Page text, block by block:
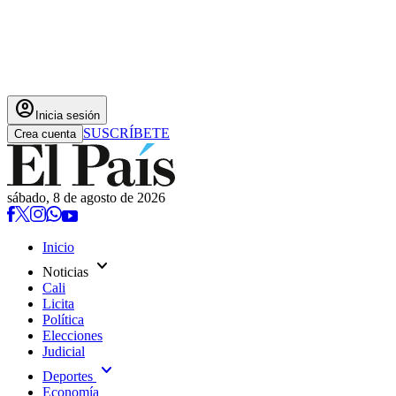
account_circle Inicia sesión
Crea cuenta SUSCRÍBETE
sábado, 8 de agosto de 2026
Inicio
Noticias expand_more
Cali
Licita
Política
Elecciones
Judicial
Deportes expand_more
Economía